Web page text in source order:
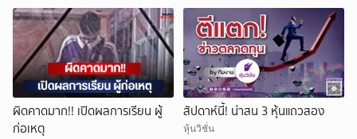
ผิดคาดมาก!! เปิดผลการเรียน ผู้
ก่อเหตุ
สัปดาห์นี้! น่าสน 3 หุ้นแถวสอง
หุ้นวิชั่น